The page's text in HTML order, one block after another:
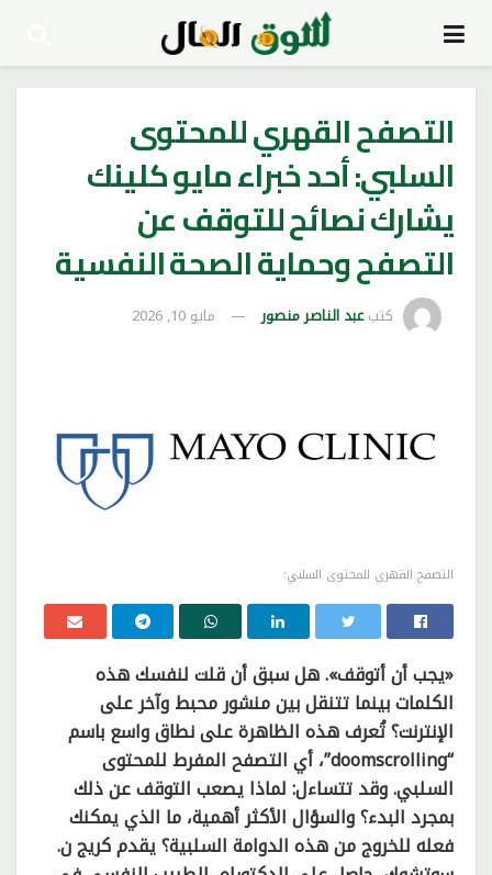
التصفح القهري للمحتوى
السلبي: أحد خبراء مايو كلينك
يشارك نصائح للتوقف عن
التصفح وحماية الصحة النفسية
كتبعبد الناصر منصور مايو 10, 2026
التصفح القهري للمحتوى السلبي:
«يجب أن أتوقف». هل سبق أن قلت لنفسك هذه
الكلمات بينما تتنقل بين منشور محبط وآخر على
الإنترنت؟ تُعرف هذه الظاهرة على نطاق واسع باسم
“doomscrolling”، أي التصفح المفرط للمحتوى
السلبي. وقد تتساءل: لماذا يصعب التوقف عن ذلك
بمجرد البدء؟ والسؤال الأكثر أهمية، ما الذي يمكنك
فعله للخروج من هذه الدوامة السلبية؟ يقدم كريج ن.